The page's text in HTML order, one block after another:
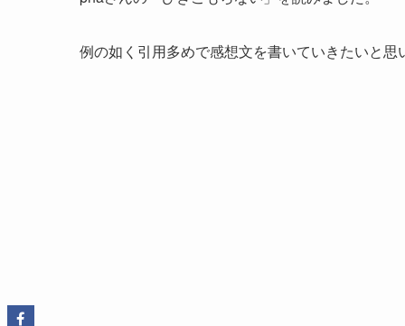
例の如く引用多めで感想文を書いていきたいと思